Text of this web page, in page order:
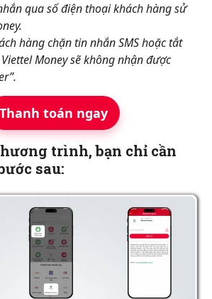
qua số điện thoại khách hàng sử
hàng chặn tin nhắn SMS hoặc tắt
Money sẽ không nhận được
Thanh toán ngay
trình, bạn chỉ cần
sau: